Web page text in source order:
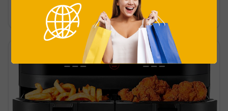
Guide to Compact Air Fryers: What to Look